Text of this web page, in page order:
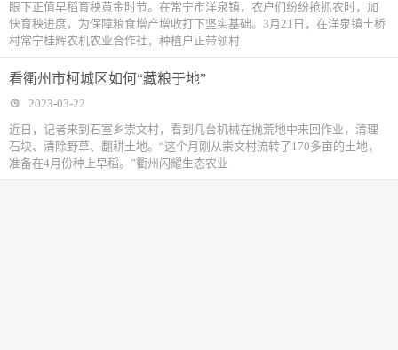
眼下正值早稻育秧黄金时节。在常宁市洋泉镇，农户们纷纷抢抓农时，加
快育秧进度，为保障粮食增产增收打下坚实基础。3月21日，在洋泉镇土桥
村常宁桂辉农机农业合作社，种植户正带领村
看衢州市柯城区如何“藏粮于地”
2023-03-22
近日，记者来到石室乡崇文村，看到几台机械在抛荒地中来回作业，清理
石块、清除野草、翻耕土地。“这个月刚从崇文村流转了170多亩的土地，
准备在4月份种上早稻。”衢州闪耀生态农业